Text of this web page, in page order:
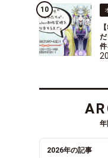
件
2026年の記事